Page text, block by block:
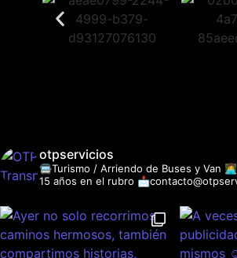
otpservicios
🚍Turismo / Arriendo de Buses y Van
15 años en el rubro